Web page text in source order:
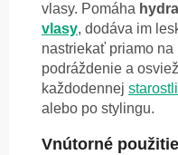
vlasy. Pomáha
vlasy, dodáva im
nastriekať priamo
podráždenie a
každodennej
alebo po stylingu.
Vnútorné